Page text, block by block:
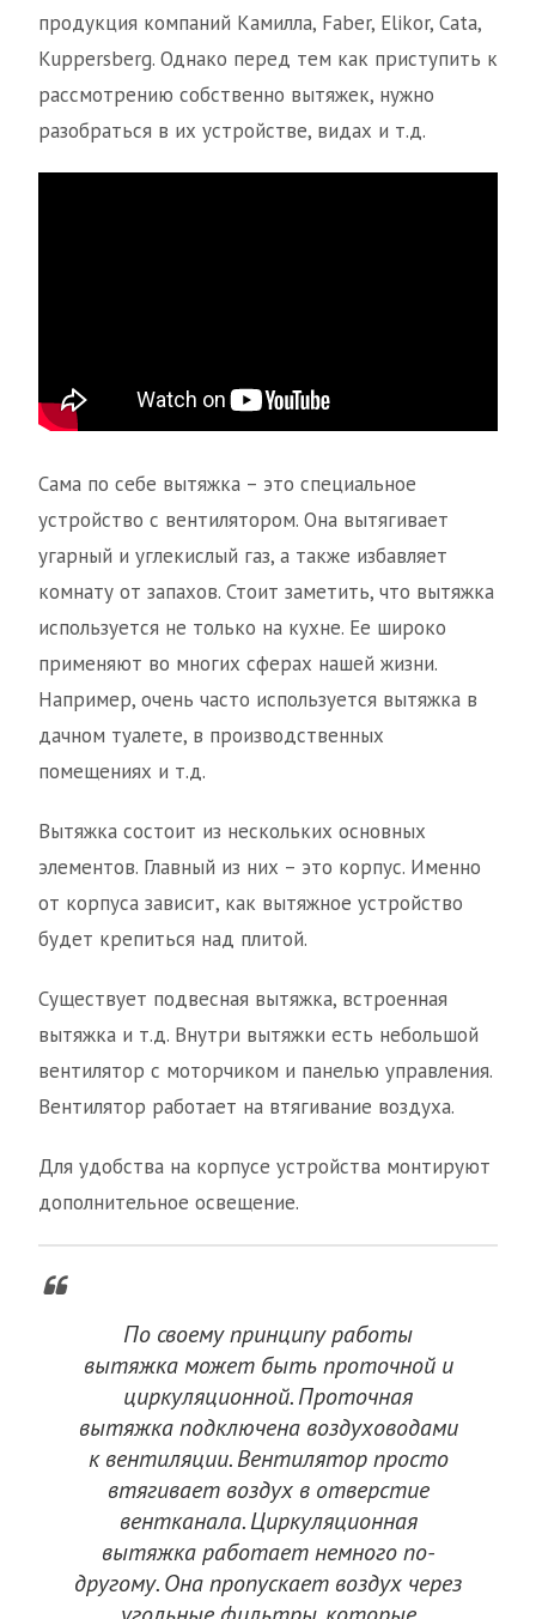
продукция компаний Камилла, Faber, Elikor, Cata,
Kuppersberg. Однако перед тем как приступить к
рассмотрению собственно вытяжек, нужно
разобраться в их устройстве, видах и т.д.
Сама по себе вытяжка – это специальное
устройство с вентилятором. Она вытягивает
угарный и углекислый газ, а также избавляет
комнату от запахов. Стоит заметить, что вытяжка
используется не только на кухне. Ее широко
применяют во многих сферах нашей жизни.
Например, очень часто используется вытяжка в
дачном туалете, в производственных
помещениях и т.д.
Вытяжка состоит из нескольких основных
элементов. Главный из них – это корпус. Именно
от корпуса зависит, как вытяжное устройство
будет крепиться над плитой.
Существует подвесная вытяжка, встроенная
вытяжка и т.д. Внутри вытяжки есть небольшой
вентилятор с моторчиком и панелью управления.
Вентилятор работает на втягивание воздуха.
Для удобства на корпусе устройства монтируют
дополнительное освещение.
По своему принципу работы
вытяжка может быть проточной и
циркуляционной. Проточная
вытяжка подключена воздуховодами
к вентиляции. Вентилятор просто
втягивает воздух в отверстие
вентканала. Циркуляционная
вытяжка работает немного по-
другому. Она пропускает воздух через